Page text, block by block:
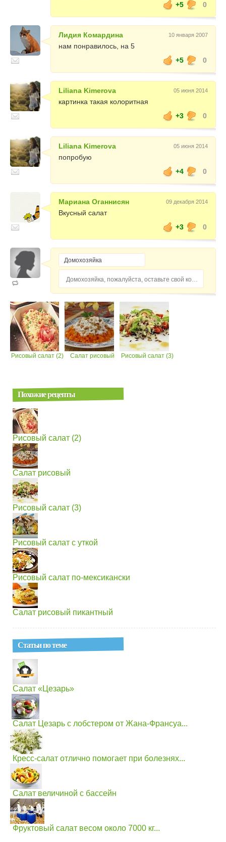
+5
0
Лидия Комардина 10 января 2007
нам понравилось, на 5
+5
0
Liliana Kimerova 05 июня 2014
картинка такая колоритная
+3
0
Liliana Kimerova 05 июня 2014
попробую
+4
0
Мариана Оганнисян 09 декабря 2014
Вкусный салат
+3
0
Домохозяйка, пожалуйста, оставьте свой комментарий...
Рисовый салат (2) Салат рисовый Рисовый салат (3)
Похожие рецепты
Рисовый салат (2)
Салат рисовый
Рисовый салат (3)
Рисовый салат с уткой
Рисовый салат по-мексикански
Салат рисовый пикантный
Статьи по теме
Салат «Цезарь»
Салат Цезарь с лобстером от Жана-Франсуа...
Кресс-салат отлично помогает при болезнях...
Салат величиной с бассейн
Фруктовый салат весом около 7000 кг...